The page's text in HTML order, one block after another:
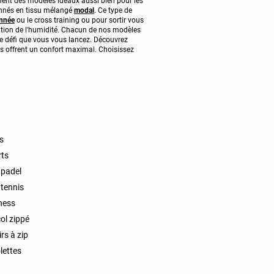
en tissu mélangé modal. Ce type de
ou le cross training ou pour sortir vous
de l'humidité. Chacun de nos modèles
que vous vous lancez. Découvrez
offrent un confort maximal. Choisissez
zippé
à zip